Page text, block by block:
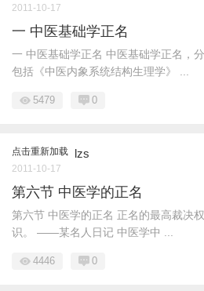
2011-10-17
一 中医基础学正名
一 中医基础学正名 中医基础学正名，
包括《中医内象系统结构生理学》 ...
5479 0
点击重新加载 lzs
2011-10-17
第六节 中医学的正名
第六节 中医学的正名 正名的最高裁决
识。 ——某名人日记 中医学中 ...
4446 0